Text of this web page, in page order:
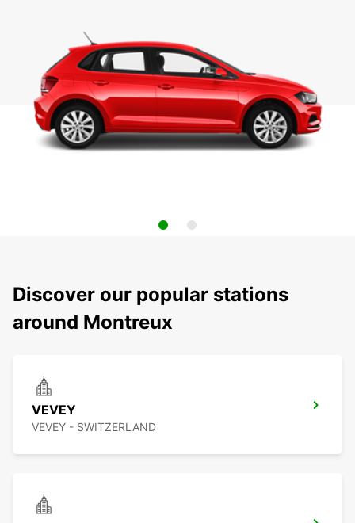
Discover our popular stations
around Montreux
VEVEY
VEVEY - SWITZERLAND